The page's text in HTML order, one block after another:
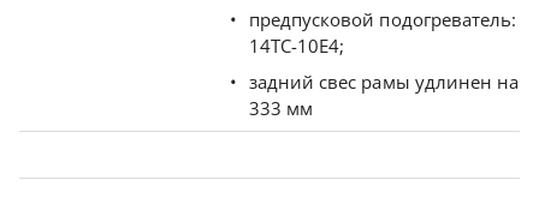
предпусковой подогреватель:
14ТС-10Е4;
задний свес рамы удлинен на
333 мм